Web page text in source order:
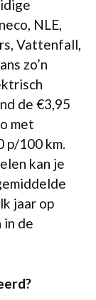
NLE,
Vattenfall,
zo’n
de €3,95
met
p/100 km.
kan je
jaar op
de